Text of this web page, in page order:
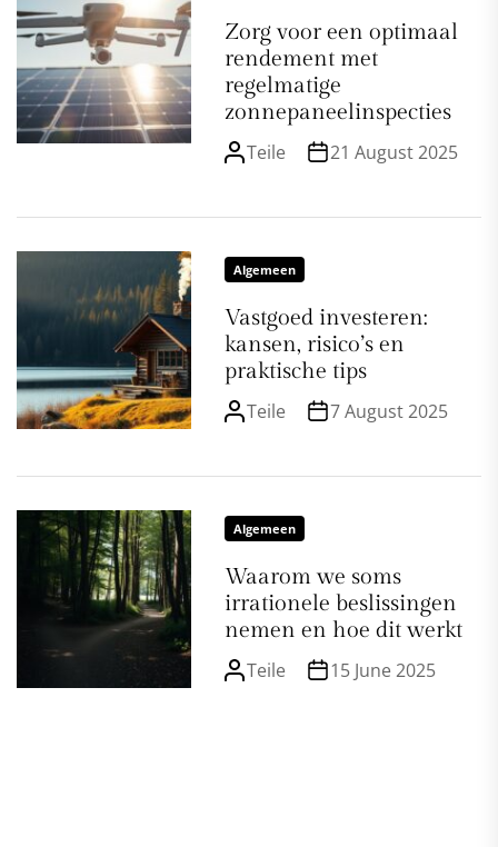
Zorg voor een optimaal
rendement met
regelmatige
zonnepaneelinspecties
Teile 21 August 2025
Algemeen
Vastgoed investeren:
kansen, risico’s en
praktische tips
Teile 7 August 2025
Algemeen
Waarom we soms
irrationele beslissingen
nemen en hoe dit werkt
Teile 15 June 2025